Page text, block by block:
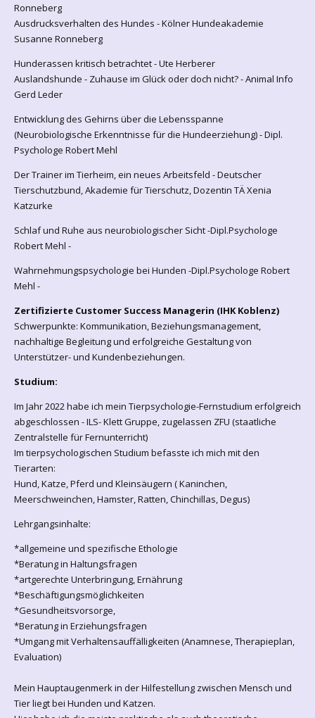
Ronneberg
Ausdrucksverhalten des Hundes - Kölner Hundeakademie
Susanne Ronneberg
Hunderassen kritisch betrachtet - Ute Herberer
Auslandshunde - Zuhause im Glück oder doch nicht? - Animal Info
Gerd Leder
Entwicklung des Gehirns über die Lebensspanne
(Neurobiologische Erkenntnisse für die Hundeerziehung) - Dipl.
Psychologe Robert Mehl
Der Trainer im Tierheim, ein neues Arbeitsfeld - Deutscher
Tierschutzbund, Akademie für Tierschutz, Dozentin TÄ Xenia
Katzurke
Schlaf und Ruhe aus neurobiologischer Sicht -Dipl.Psychologe
Robert Mehl -
Wahrnehmungspsychologie bei Hunden -Dipl.Psychologe Robert
Mehl -
Zertifizierte Customer Success Managerin (IHK Koblenz)
Schwerpunkte: Kommunikation, Beziehungsmanagement,
nachhaltige Begleitung und erfolgreiche Gestaltung von
Unterstützer- und Kundenbeziehungen.
Studium:
Im Jahr 2022 habe ich mein Tierpsychologie-Fernstudium erfolgreich
abgeschlossen - ILS- Klett Gruppe, zugelassen ZFU (staatliche
Zentralstelle für Fernunterricht)
Im tierpsychologischen Studium befasste ich mich mit den
Tierarten:
Hund, Katze, Pferd und Kleinsäugern ( Kaninchen,
Meerschweinchen, Hamster, Ratten, Chinchillas, Degus)
Lehrgangsinhalte:
*allgemeine und spezifische Ethologie
*Beratung in Haltungsfragen
*artgerechte Unterbringung, Ernährung
*Beschäftigungsmöglichkeiten
*Gesundheitsvorsorge,
*Beratung in Erziehungsfragen
*Umgang mit Verhaltensauffälligkeiten (Anamnese, Therapieplan,
Evaluation)
Mein Hauptaugenmerk in der Hilfestellung zwischen Mensch und
Tier liegt bei Hunden und Katzen.